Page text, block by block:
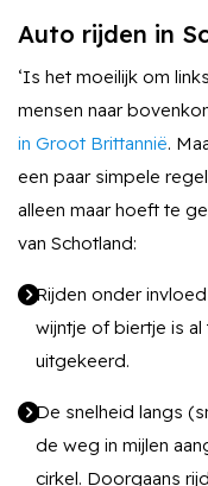
Auto rijden in
‘Is het moeilijk om
mensen naar
in Groot Brittannië.
een paar simpele
alleen maar hoeft te
van Schotland:
Rijden onder
wijntje of biertje is
uitgekeerd.
De snelheid langs
de weg in mijlen
cirkel. Doorgaans